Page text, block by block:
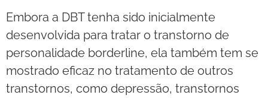
Embora a DBT tenha sido inicialmente
desenvolvida para tratar o transtorno de
personalidade borderline, ela também tem se
mostrado eficaz no tratamento de outros
transtornos, como depressão, transtornos